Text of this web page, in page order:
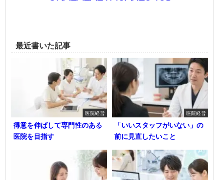
最近書いた記事
医院経営
得意を伸ばして専門性のある
医院を目指す
医院経営
「いいスタッフがいない」の
前に見直したいこと